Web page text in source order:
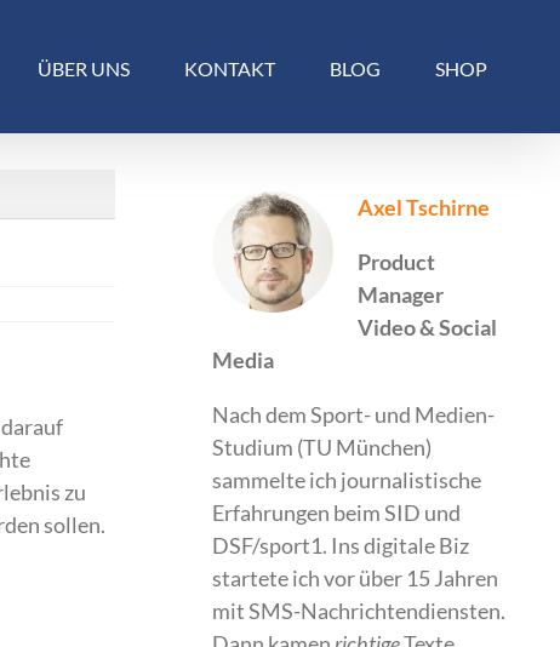
ÜBER UNS KONTAKT BLOG SHOP
zu
sollen.
Axel Tschirne
Product
Manager
Video & Social
Media
Nach dem Sport- und Medien-
Studium (TU München)
sammelte ich journalistische
Erfahrungen beim SID und
DSF/sport1. Ins digitale Biz
startete ich vor über 15 Jahren
mit SMS-Nachrichtendiensten.